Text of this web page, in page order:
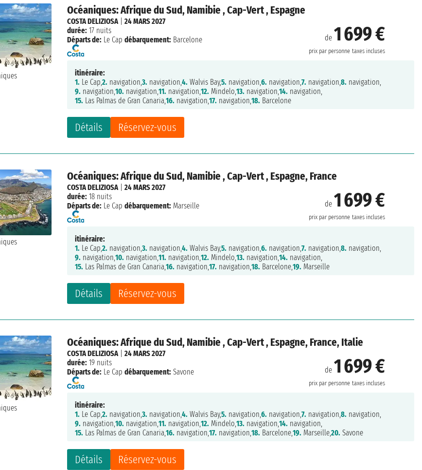
Océaniques: Afrique du Sud, Namibie , Cap-Vert , Espagne
de 1 699 €
prix par personne taxes incluses
Détails Réservez-vous
COSTA DELIZIOSA|24 MARS 2027
durée: 17 nuits
Départs de: Le Cap débarquement: Barcelone
itinéraire:
1. Le Cap,2. navigation,3. navigation,4. Walvis Bay,5. navigation,6. navigation,7. navigation,8. navigation,
9. navigation,10. navigation,11. navigation,12. Mindelo,13. navigation,14. navigation,
15. Las Palmas de Gran Canaria,16. navigation,17. navigation,18. Barcelone
Océaniques: Afrique du Sud, Namibie , Cap-Vert , Espagne, France
de 1 699 €
prix par personne taxes incluses
Détails Réservez-vous
COSTA DELIZIOSA|24 MARS 2027
durée: 18 nuits
Départs de: Le Cap débarquement: Marseille
itinéraire:
1. Le Cap,2. navigation,3. navigation,4. Walvis Bay,5. navigation,6. navigation,7. navigation,8. navigation,
9. navigation,10. navigation,11. navigation,12. Mindelo,13. navigation,14. navigation,
15. Las Palmas de Gran Canaria,16. navigation,17. navigation,18. Barcelone,19. Marseille
Océaniques: Afrique du Sud, Namibie , Cap-Vert , Espagne, France, Italie
de 1 699 €
prix par personne taxes incluses
Détails Réservez-vous
COSTA DELIZIOSA|24 MARS 2027
durée: 19 nuits
Départs de: Le Cap débarquement: Savone
itinéraire:
1. Le Cap,2. navigation,3. navigation,4. Walvis Bay,5. navigation,6. navigation,7. navigation,8. navigation,
9. navigation,10. navigation,11. navigation,12. Mindelo,13. navigation,14. navigation,
15. Las Palmas de Gran Canaria,16. navigation,17. navigation,18. Barcelone,19. Marseille,20. Savone